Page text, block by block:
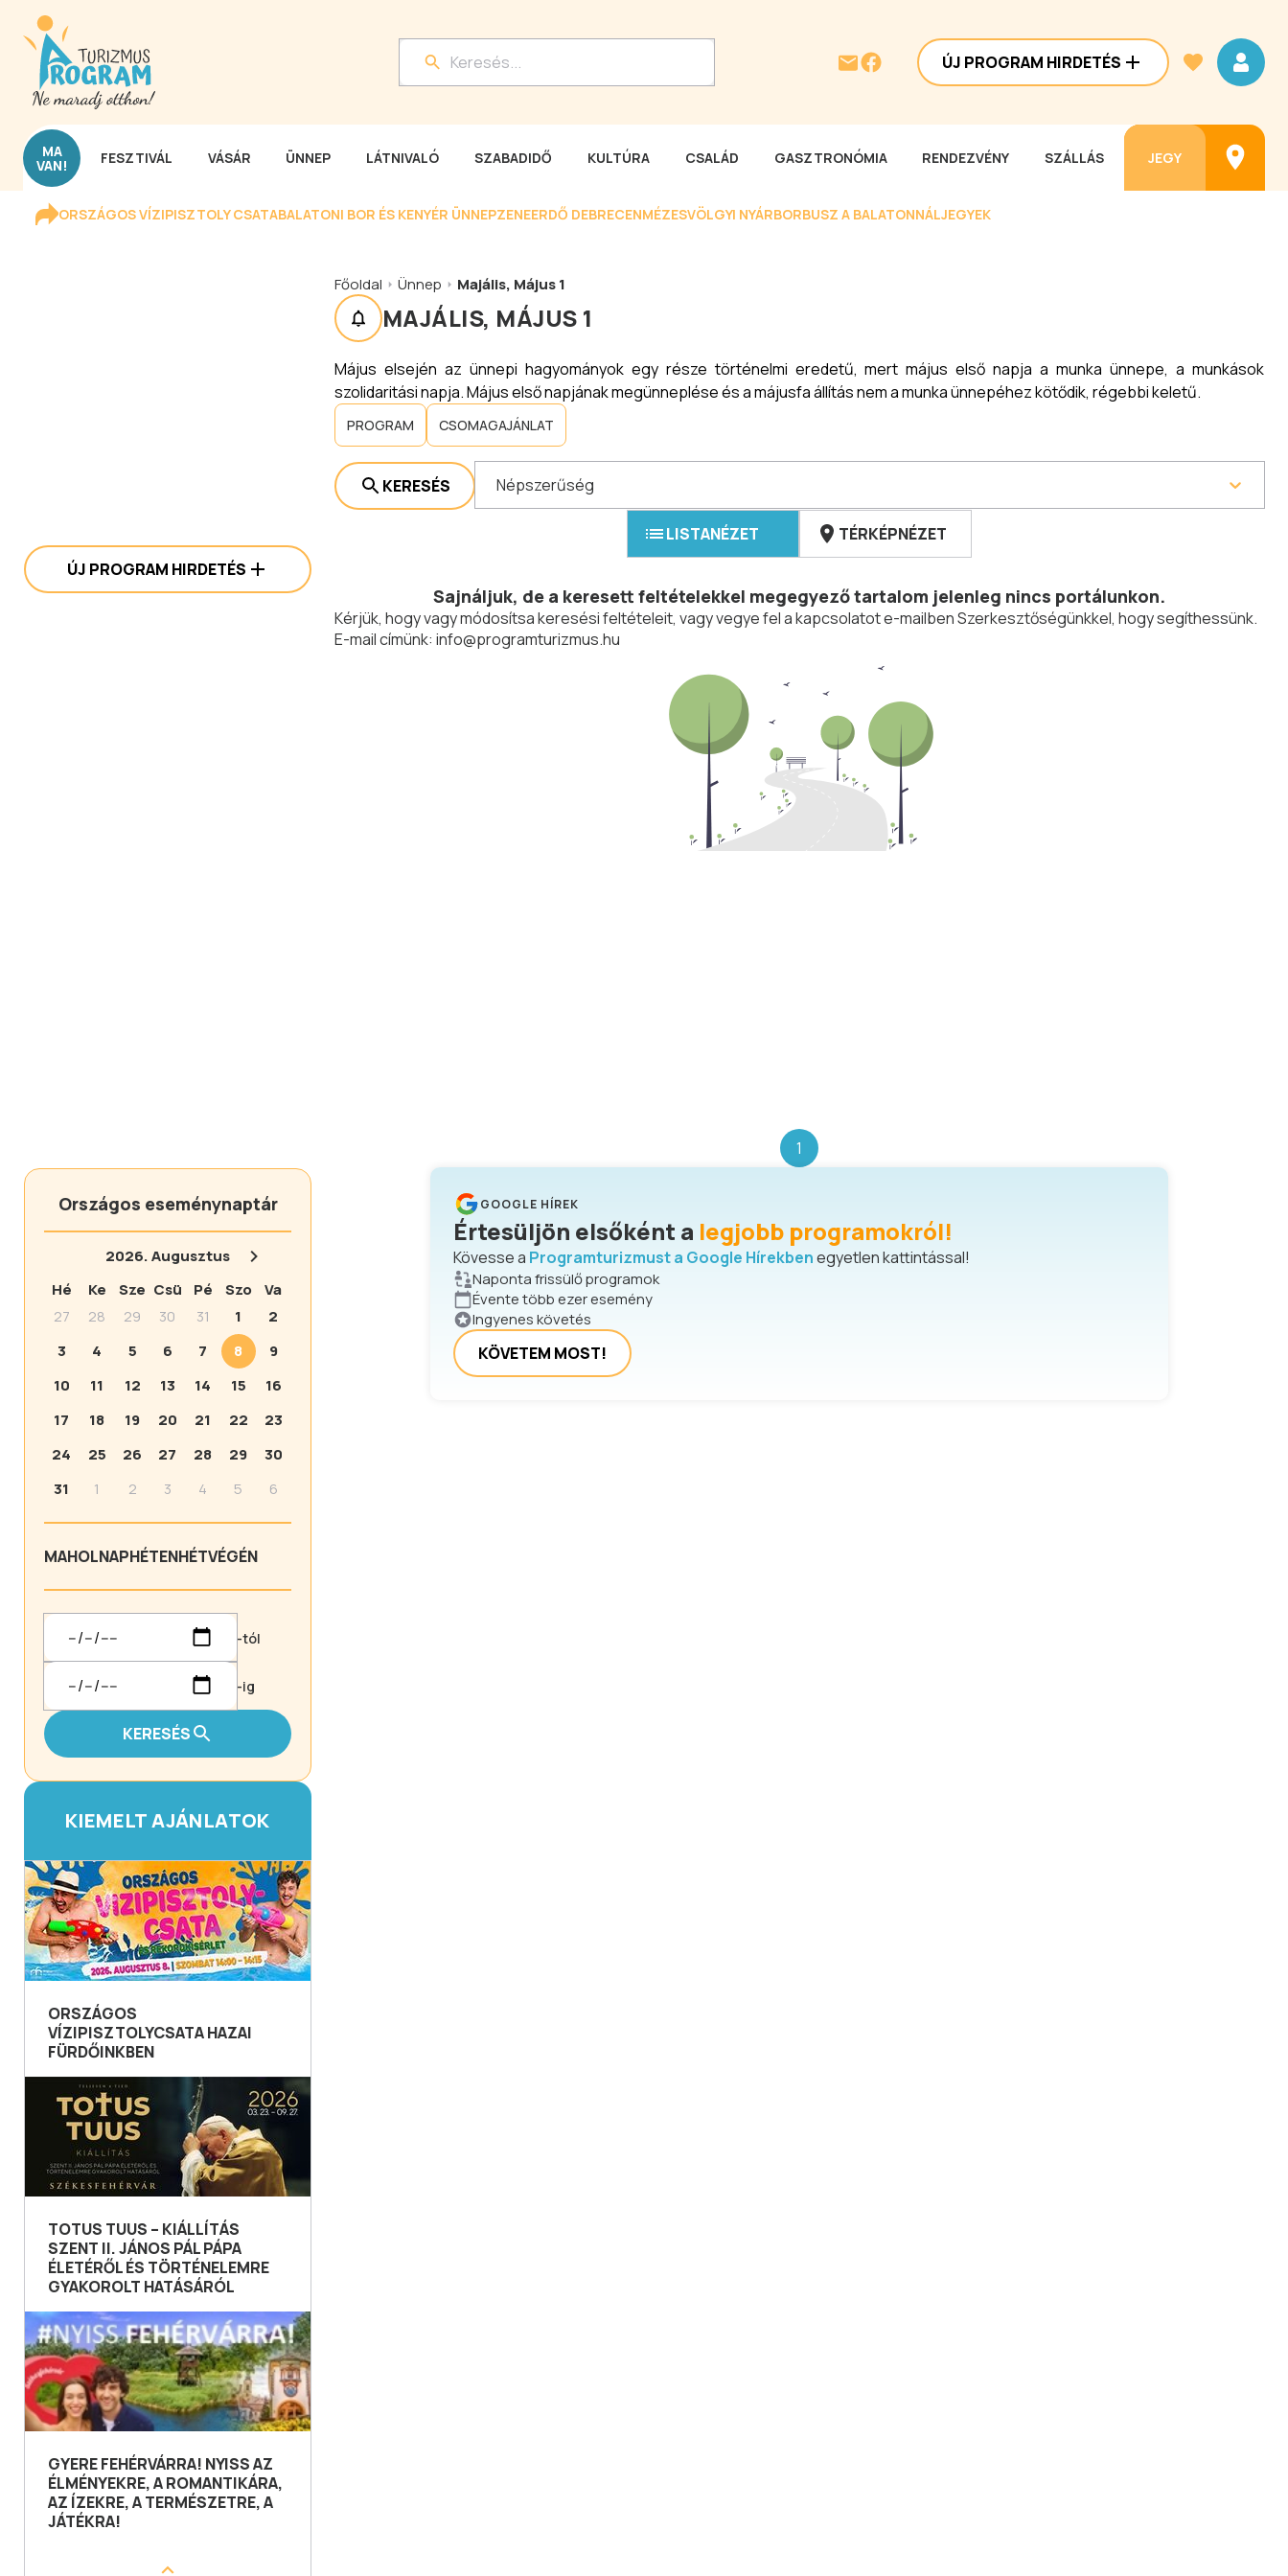
ÚJ PROGRAM HIRDETÉS
MA
VAN! FESZTIVÁL VÁSÁR ÜNNEP LÁTNIVALÓ SZABADIDŐ KULTÚRA CSALÁD GASZTRONÓMIA RENDEZVÉNY SZÁLLÁS JEGY
ORSZÁGOS VÍZIPISZTOLY CSATABALATONI BOR ÉS KENYÉR ÜNNEPZENEERDŐ DEBRECENMÉZESVÖLGYI NYÁRBORBUSZ A BALATONNÁLJEGYEK
ÚJ PROGRAM HIRDETÉS
Országos eseménynaptár
2026.Augusztus
Hé
Ke Sze Csü Pé Szo
Va
27
28 29 30 31 1
2
3
4 5 6 7 8
9
10
11 12 13 14 15
16
17
18 19 20 21 22
23
24
25 26 27 28 29
30
31
1 2 3 4 5 6
MAHOLNAPHÉTENHÉTVÉGÉN
-tól
-ig
KERESÉS
KIEMELT AJÁNLATOK
ORSZÁGOS
VÍZIPISZTOLYCSATA HAZAI
FÜRDŐINKBEN
TOTUS TUUS – KIÁLLÍTÁS
SZENT II. JÁNOS PÁL PÁPA
ÉLETÉRŐL ÉS TÖRTÉNELEMRE
GYAKOROLT HATÁSÁRÓL
GYERE FEHÉRVÁRRA! NYISS AZ
ÉLMÉNYEKRE, A ROMANTIKÁRA,
AZ ÍZEKRE, A TERMÉSZETRE, A
JÁTÉKRA!
Főoldal Ünnep Majális, Május 1
MAJÁLIS, MÁJUS 1
Május elsején az ünnepi hagyományok egy része történelmi eredetű, mert május első napja a munka ünnepe, a munkások
szolidaritási napja. Május első napjának megünneplése és a májusfa állítás nem a munka ünnepéhez kötődik, régebbi keletű.
PROGRAM CSOMAGAJÁNLAT
KERESÉS Népszerűség
LISTANÉZET TÉRKÉPNÉZET
Sajnáljuk, de a keresett feltételekkel megegyező tartalom jelenleg nincs portálunkon.
Kérjük, hogy vagy módosítsa keresési feltételeit, vagy vegye fel a kapcsolatot e-mailben Szerkesztőségünkkel, hogy segíthessünk.
E-mail címünk: info@programturizmus.hu
1
GOOGLE HÍREK
Értesüljön elsőként a legjobb programokról!
Kövesse a Programturizmust a Google Hírekbenegyetlen kattintással!
Naponta frissülő programok
Évente több ezer esemény
Ingyenes követés
KÖVETEM MOST!